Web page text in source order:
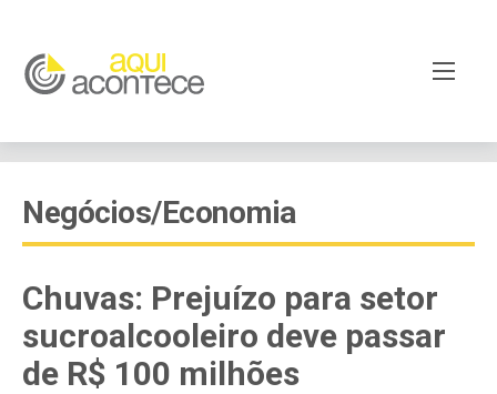
Negócios/Economia
Chuvas: Prejuízo para setor
sucroalcooleiro deve passar
de R$ 100 milhões